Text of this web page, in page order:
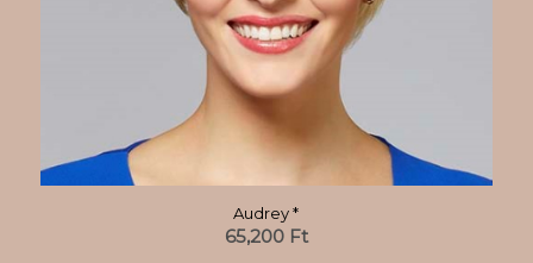
Audrey *
65,200 Ft